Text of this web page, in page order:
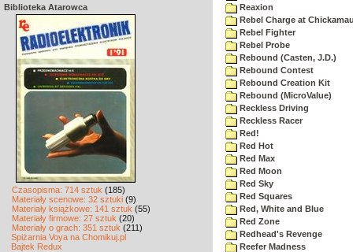
Biblioteka Atarowca
Czasopisma: 714 sztuk (185)
Materiały scenowe: 32 sztuki (9)
Materiały książkowe: 141 sztuk (55)
Materiały firmowe: 27 sztuk (20)
Materiały o grach: 351 sztuk (211)
Spiżarnia Voya na Chomikuj.pl
Bajtek Redux
Reaxion
Rebel Charge at
Rebel Fighter
Rebel Probe
Rebound (Casten, J.D.)
Rebound Contest
Rebound Creation Kit
Rebound (MicroValue)
Reckless Driving
Reckless Racer
Red!
Red Hot
Red Max
Red Moon
Red Sky
Red Squares
Red, White and Blue
Red Zone
Redhead's Revenge
Reefer Madness